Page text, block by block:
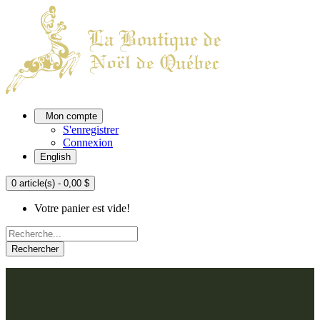
Mon compte
S'enregistrer
Connexion
English
0 article(s) - 0,00 $
Votre panier est vide!
Rechercher